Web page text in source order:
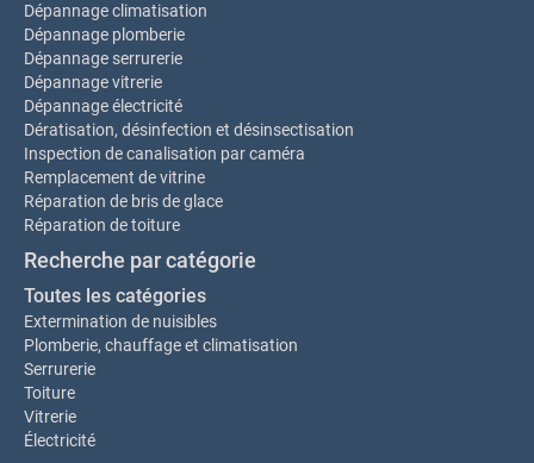
Dépannage climatisation
Dépannage plomberie
Dépannage serrurerie
Dépannage vitrerie
Dépannage électricité
Dératisation, désinfection et désinsectisation
Inspection de canalisation par caméra
Remplacement de vitrine
Réparation de bris de glace
Réparation de toiture
Recherche par catégorie
Toutes les catégories
Extermination de nuisibles
Plomberie, chauffage et climatisation
Serrurerie
Toiture
Vitrerie
Électricité